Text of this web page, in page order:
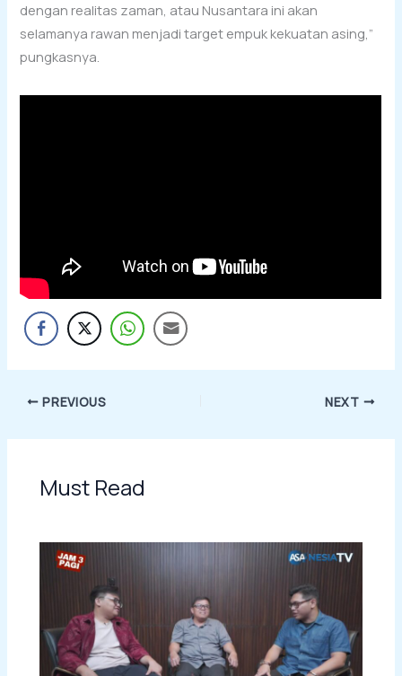
dengan realitas zaman, atau Nusantara ini akan
selamanya rawan menjadi target empuk kekuatan asing,”
pungkasnya.
PREVIOUS NEXT
Must Read